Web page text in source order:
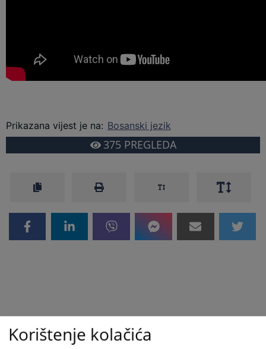
Prikazana vijest je na: Bosanski jezik
375 PREGLEDA
Korištenje kolačića